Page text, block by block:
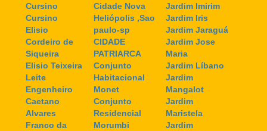
Cursino
Cursino
Elisio
Cordeiro de
Siqueira
Elisio Teixeira
Leite
Engenheiro
Caetano
Alvares
Franco da
Cidade Nova
Heliópolis ,Sao
paulo-sp
CIDADE
PATRIARCA
Conjunto
Habitacional
Monet
Conjunto
Residencial
Morumbi
Jardim Imirim
Jardim Iris
Jardim Jaraguá
Jardim Jose
Maria
Jardim Líbano
Jardim
Mangalot
Jardim
Maristela
Jardim